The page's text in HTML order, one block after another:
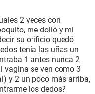
2 veces con
me dolió y mi
su orificio quedó
tenía las uñas un
1 antes nunca 2
vagina se ven como 3
y 2 un poco más arriba,
los dedos?